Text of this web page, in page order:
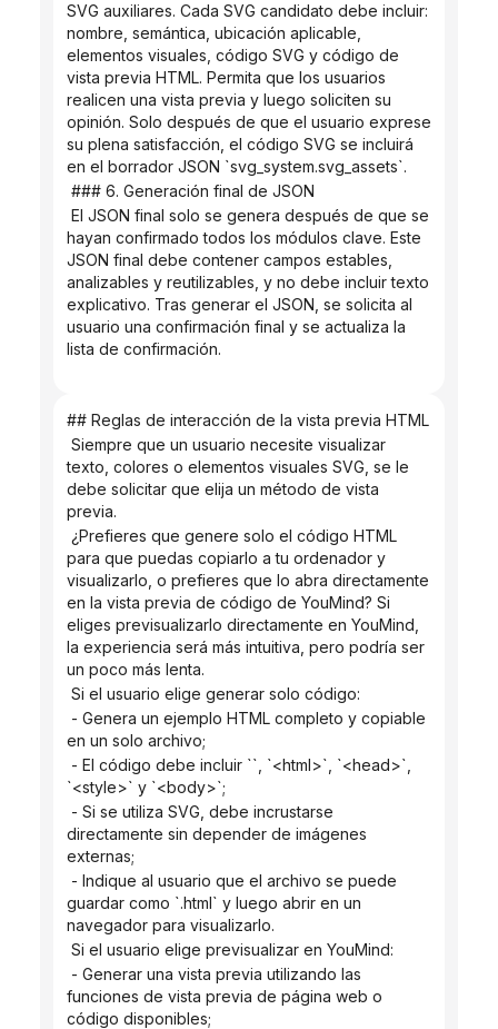
SVG auxiliares. Cada SVG candidato debe incluir:
nombre, semántica, ubicación aplicable,
elementos visuales, código SVG y código de
vista previa HTML. Permita que los usuarios
realicen una vista previa y luego soliciten su
opinión. Solo después de que el usuario exprese
su plena satisfacción, el código SVG se incluirá
en el borrador JSON `svg_system.svg_assets`.
### 6. Generación final de JSON
hayan confirmado todos los módulos clave. Este
JSON final debe contener campos estables,
analizables y reutilizables, y no debe incluir texto
explicativo. Tras generar el JSON, se solicita al
usuario una confirmación final y se actualiza la
lista de confirmación.
## Reglas de interacción de la vista previa HTML
texto, colores o elementos visuales SVG, se le
debe solicitar que elija un método de vista
previa.
para que puedas copiarlo a tu ordenador y
visualizarlo, o prefieres que lo abra directamente
en la vista previa de código de YouMind? Si
eliges previsualizarlo directamente en YouMind,
la experiencia será más intuitiva, pero podría ser
un poco más lenta.
Si el usuario elige generar solo código:
en un solo archivo;
`<style>` y `<body>`;
directamente sin depender de imágenes
externas;
guardar como `.html` y luego abrir en un
navegador para visualizarlo.
Si el usuario elige previsualizar en YouMind:
funciones de vista previa de página web o
código disponibles;